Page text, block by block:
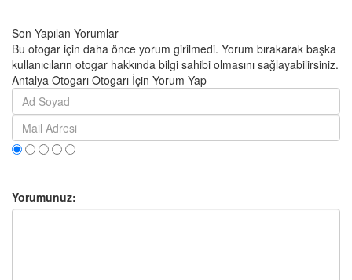
Son Yapılan Yorumlar
Bu otogar için daha önce yorum girilmedi. Yorum bırakarak başka
kullanıcıların otogar hakkında bilgi sahibi olmasını sağlayabilirsiniz.
Antalya Otogarı Otogarı İçin Yorum Yap
Yorumunuz: